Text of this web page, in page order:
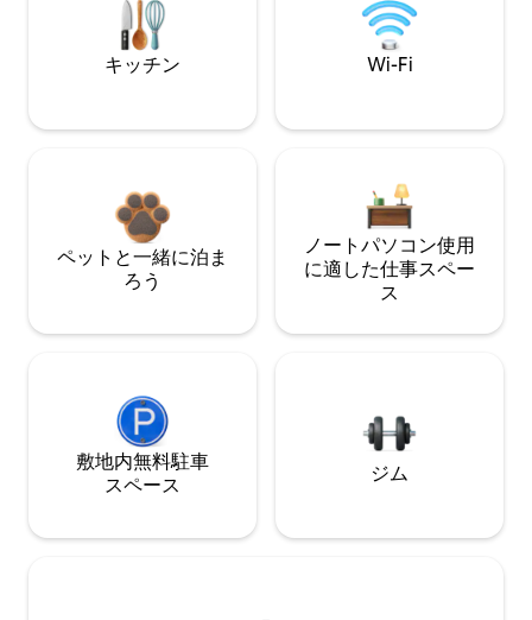
キッチン Wi-Fi
ペットと一緒に泊ま
ろう
ノートパソコン使用
に適した仕事スペー
ス
敷地内無料駐⁠車
ス⁠ペ⁠ー⁠ス
ジム